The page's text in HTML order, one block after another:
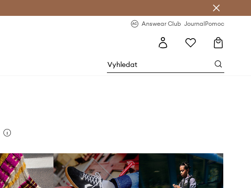
Answear Club JournalPomoc